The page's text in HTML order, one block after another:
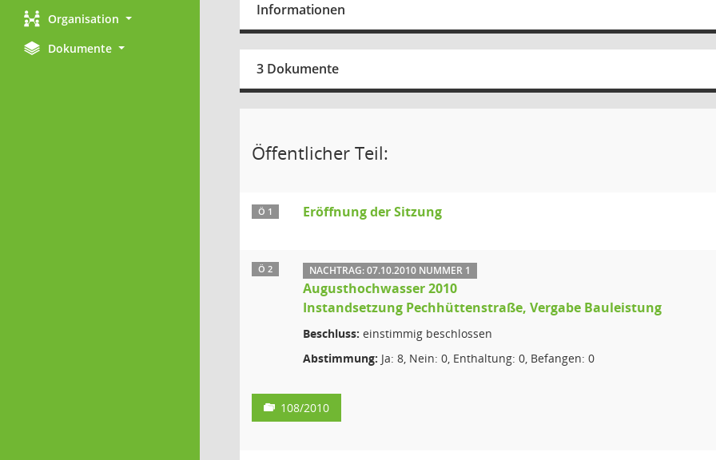
Organisation
Dokumente
Informationen
3 Dokumente
Öffentlicher Teil:
Ö 1 Eröffnung der Sitzung
Ö 2 NACHTRAG: 07.10.2010 NUMMER 1
Augusthochwasser 2010
Instandsetzung Pechhüttenstraße, Vergabe Bauleistung
Beschluss: einstimmig beschlossen
Abstimmung: Ja: 8, Nein: 0, Enthaltung: 0, Befangen: 0
108/2010